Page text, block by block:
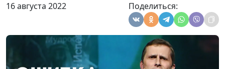
16 августа 2022 Поделиться:
Всё могу во Христе
Виталий Киссер,
священнослужитель
#71
Чудеса Божьи: верить
или не верить?
Виталий Киссер,
священнослужитель